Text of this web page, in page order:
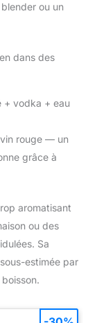
ou un
dans des
vodka + eau
rouge — un
grâce à
aromatisant
ou des
Sa
estimée par